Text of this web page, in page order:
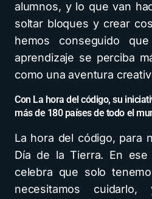
alumnos, y lo que van
soltar bloques y crear
hemos conseguido
aprendizaje se perciba
como una aventura
Con La hora del código, su
más de 180 países de todo el
La hora del código, para
Día de la Tierra. En
celebra que solo
necesitamos